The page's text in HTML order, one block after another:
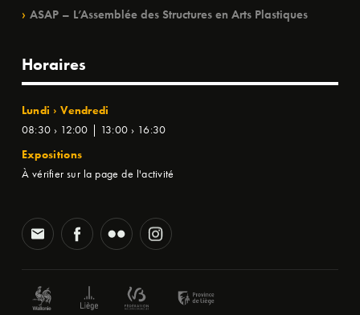
ASAP – L’Assemblée des Structures en Arts Plastiques
Horaires
Lundi › Vendredi
08:30 › 12:00 | 13:00 › 16:30
Expositions
À vérifier sur la page de l'activité